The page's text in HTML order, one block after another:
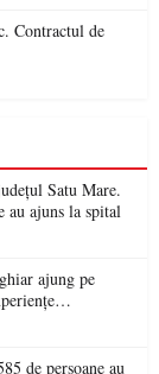
Contractul de
Satu Mare.
au ajuns la spital
ajung pe
de persoane au